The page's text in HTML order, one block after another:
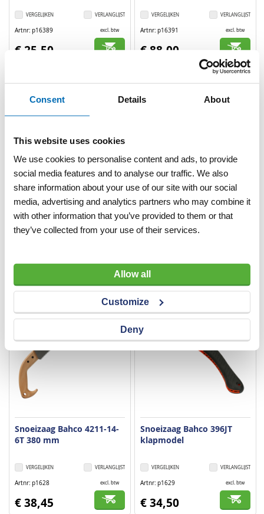
Consent Details About
This website uses cookies
We use cookies to personalise content and ads, to provide
social media features and to analyse our traffic. We also
share information about your use of our site with our social
media, advertising and analytics partners who may combine it
with other information that you’ve provided to them or that
they’ve collected from your use of their services.
Allow all
Customize
Deny
VERLANGLIJST
VERGELIJKEN
Artnr p16389 excl. btw
€ 25,50
VERLANGLIJST
VERGELIJKEN
Artnr p16391 excl. btw
€ 88,00
Snoeizaag Felco 611
Snoeizaag Bahco 4211-11-
6T 280 mm
€ 26,40
Snoeizaag Bahco 4211-14-
6T 380 mm
VERLANGLIJST
VERGELIJKEN
Artnr p1628 excl. btw
€ 38,45
Snoeizaag Bahco 396JT
klapmodel
VERLANGLIJST
VERGELIJKEN
Artnr p1629 excl. btw
€ 34,50